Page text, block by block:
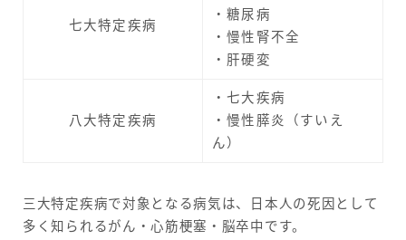
七大特定疾病
・糖尿病
・慢性腎不全
・肝硬変
八大特定疾病
・七大疾病
・慢性膵炎（すいえ
ん）
三大特定疾病で対象となる病気は、日本人の死因として
多く知られるがん・心筋梗塞・脳卒中です。